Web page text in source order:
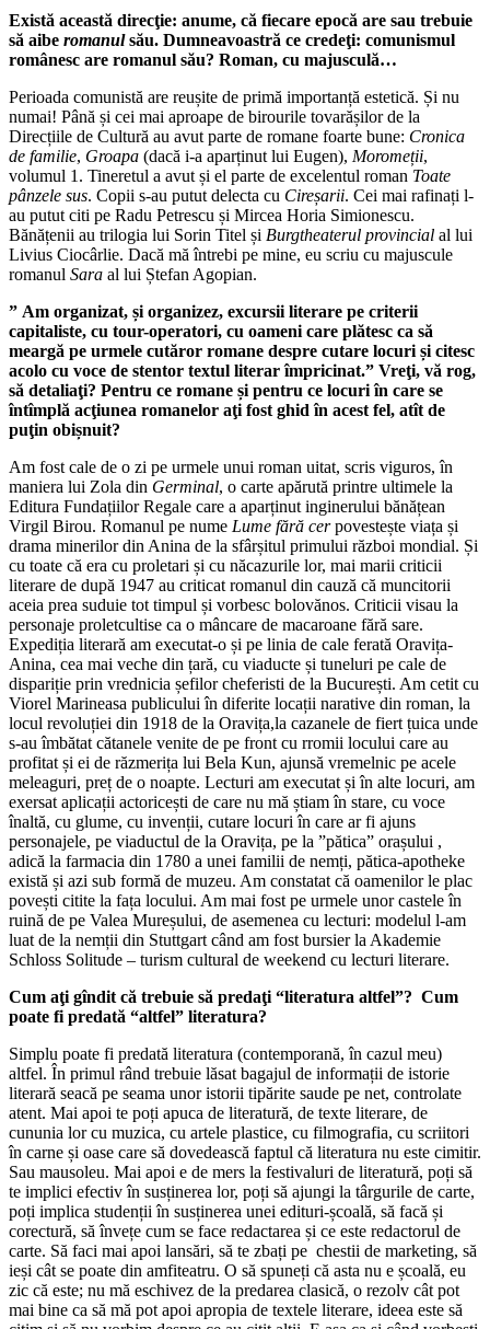
Există această direcţie: anume, că fiecare epocă are sau trebuie
să aibe romanulsău. Dumneavoastră ce credeţi: comunismul
românesc are romanul său? Roman, cu majusculă…
Perioada comunistă are reușite de primă importanță estetică. Și nu
numai! Până și cei mai aproape de birourile tovarășilor de la
Direcțiile de Cultură au avut parte de romane foarte bune: Cronica
de familie, Groapa (dacă i-a aparținut lui Eugen), Moromeții,
volumul 1. Tineretul a avut și el parte de excelentul roman Toate
pânzele sus. Copii s-au putut delecta cu Cireșarii. Cei mai rafinați l-
au putut citi pe Radu Petrescu și Mircea Horia Simionescu.
Bănățenii au trilogia lui Sorin Titel și Burgtheaterul provincial al lui
Livius Ciocârlie. Dacă mă întrebi pe mine, eu scriu cu majuscule
romanul Sara al lui Ștefan Agopian.
” Am organizat, și organizez, excursii literare pe criterii
capitaliste, cu tour-operatori, cu oameni care plătesc ca să
meargă pe urmele cutăror romane despre cutare locuri și citesc
acolo cu voce de stentor textul literar împricinat.” Vreţi, vă rog,
să detaliaţi? Pentru ce romane și pentru ce locuri în care se
întîmplă acţiunea romanelor aţi fost ghid în acest fel, atît de
puţin obișnuit?
Am fost cale de o zi pe urmele unui roman uitat, scris viguros, în
maniera lui Zola din Germinal, o carte apărută printre ultimele la
Editura Fundațiilor Regale care a aparținut inginerului bănățean
Virgil Birou. Romanul pe nume Lume fără cerpovestește viața și
drama minerilor din Anina de la sfârșitul primului război mondial. Și
cu toate că era cu proletari și cu năcazurile lor, mai marii criticii
literare de după 1947 au criticat romanul din cauză că muncitorii
aceia prea suduie tot timpul și vorbesc bolovănos. Criticii visau la
personaje proletcultise ca o mâncare de macaroane fără sare.
Expediția literară am executat-o și pe linia de cale ferată Oravița-
Anina, cea mai veche din țară, cu viaducte și tuneluri pe cale de
dispariție prin vrednicia șefilor cheferisti de la București. Am cetit cu
Viorel Marineasa publicului în diferite locații narative din roman, la
locul revoluției din 1918 de la Oravița,la cazanele de fiert țuica unde
s-au îmbătat cătanele venite de pe front cu rromii locului care au
profitat și ei de răzmerița lui Bela Kun, ajunsă vremelnic pe acele
meleaguri, preț de o noapte. Lecturi am executat și în alte locuri, am
exersat aplicații actoricești de care nu mă știam în stare, cu voce
înaltă, cu glume, cu invenții, cutare locuri în care ar fi ajuns
personajele, pe viaductul de la Oravița, pe la ”pătica” orașului ,
adică la farmacia din 1780 a unei familii de nemți, pătica-apotheke
există și azi sub formă de muzeu. Am constatat că oamenilor le plac
povești citite la fața locului. Am mai fost pe urmele unor castele în
ruină de pe Valea Mureșului, de asemenea cu lecturi: modelul l-am
luat de la nemții din Stuttgart când am fost bursier la Akademie
Schloss Solitude – turism cultural de weekend cu lecturi literare.
Cum aţi gîndit că trebuie să predaţi “literatura altfel”? Cum
poate fi predată “altfel” literatura?
Simplu poate fi predată literatura (contemporană, în cazul meu)
altfel. În primul rând trebuie lăsat bagajul de informații de istorie
literară seacă pe seama unor istorii tipărite saude pe net, controlate
atent. Mai apoi te poți apuca de literatură, de texte literare, de
cununia lor cu muzica, cu artele plastice, cu filmografia, cu scriitori
în carne și oase care să dovedească faptul că literatura nu este cimitir.
Sau mausoleu. Mai apoi e de mers la festivaluri de literatură, poți să
te implici efectiv în susținerea lor, poți să ajungi la târgurile de carte,
poți implica studenții în susținerea unei edituri-școală, să facă și
corectură, să învețe cum se face redactarea și ce este redactorul de
carte. Să faci mai apoi lansări, să te zbați pe chestii de marketing, să
ieși cât se poate din amfiteatru. O să spuneți că asta nu e școală, eu
zic că este; nu mă eschivez de la predarea clasică, o rezolv cât pot
mai bine ca să mă pot apoi apropia de textele literare, ideea este să